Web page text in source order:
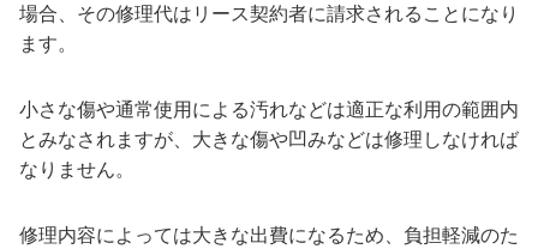
場合、その修理代はリース契約者に請求されることになり
ます。
小さな傷や通常使用による汚れなどは適正な利用の範囲内
とみなされますが、大きな傷や凹みなどは修理しなければ
なりません。
修理内容によっては大きな出費になるため、負担軽減のた